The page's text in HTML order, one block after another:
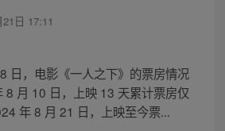
日 17:11
日，电影《一人之下》的票房情况
8 月 10 日，上映 13 天累计票房仅
年 8 月 21 日，上映至今票...